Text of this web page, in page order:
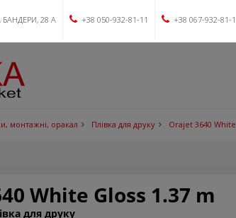
БАНДЕРИ, 28 А +38 050-932-81-11 +38 067-932-81-
монтажні, оракал Плівка для друку Orajet 3640
White Gloss 1.37 m
для друку